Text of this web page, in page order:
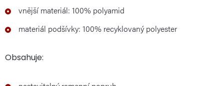
vnější materiál: 100% polyamid
materiál podšívky: 100% recyklovaný polyester
Obsahuje: